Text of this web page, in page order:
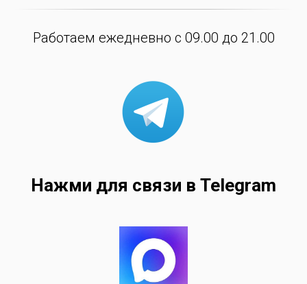
Работаем ежедневно с 09.00 до 21.00
Нажми для связи в Telegram